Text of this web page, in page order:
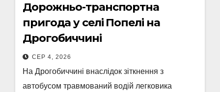
Дорожньо-транспортна
пригода у селі Попелі на
Дрогобиччині
СЕР 4, 2026
На Дрогобиччині внаслідок зіткнення з
автобусом травмований водій легковика